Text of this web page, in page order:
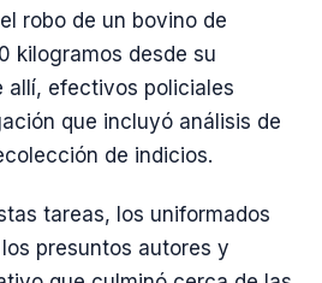
robo de un bovino de
kilogramos desde su
allí, efectivos policiales
que incluyó análisis de
de indicios.
tareas, los uniformados
presuntos autores y